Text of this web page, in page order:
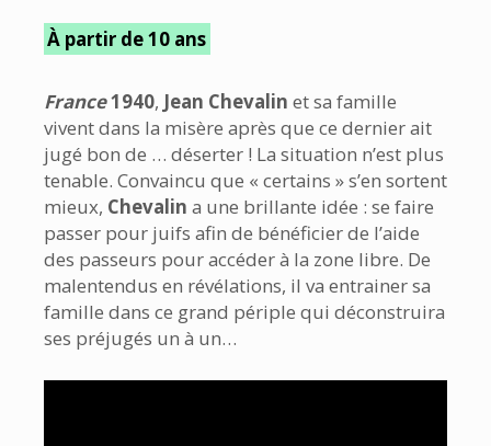
À partir de 10 ans
France1940, Jean Chevalin et sa famille
vivent dans la misère après que ce dernier ait
jugé bon de … déserter ! La situation n’est plus
tenable. Convaincu que « certains » s’en sortent
mieux, Chevalin a une brillante idée : se faire
passer pour juifs afin de bénéficier de l’aide
des passeurs pour accéder à la zone libre. De
malentendus en révélations, il va entrainer sa
famille dans ce grand périple qui déconstruira
ses préjugés un à un…